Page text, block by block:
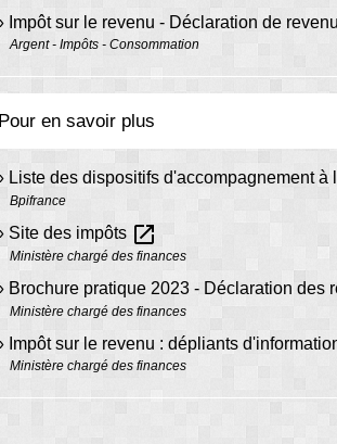
Impôt sur le revenu - Déclaration de
Argent - Impôts - Consommation
Pour en savoir plus
Liste des dispositifs d'accompagnement
Bpifrance
Site des impôts open_in_new
Ministère chargé des finances
Brochure pratique 2023 - Déclaration des
Ministère chargé des finances
Impôt sur le revenu : dépliants
Ministère chargé des finances